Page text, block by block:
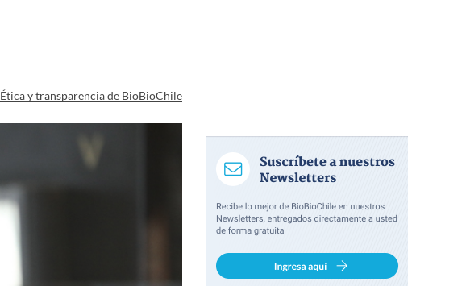
Ética y transparencia de BioBioChile